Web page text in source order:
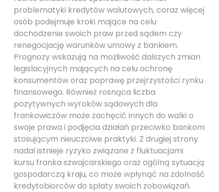
problematyki kredytów walutowych, coraz więcej
osób podejmuje kroki mające na celu
dochodzenie swoich praw przed sądem czy
renegocjację warunków umowy z bankiem.
Prognozy wskazują na możliwość dalszych zmian
legislacyjnych mających na celu ochronę
konsumentów oraz poprawę przejrzystości rynku
finansowego. Również rosnąca liczba
pozytywnych wyroków sądowych dla
frankowiczów może zachęcić innych do walki o
swoje prawa i podjęcia działań przeciwko bankom
stosującym nieuczciwe praktyki. Z drugiej strony
nadal istnieje ryzyko związane z fluktuacjami
kursu franka szwajcarskiego oraz ogólną sytuacją
gospodarczą kraju, co może wpłynąć na zdolność
kredytobiorców do spłaty swoich zobowiązań.